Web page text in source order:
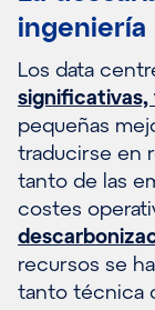
ingeniería
Los data
significativas,
pequeñas
traducirse en
tanto de las
costes
recursos se
tanto técnica